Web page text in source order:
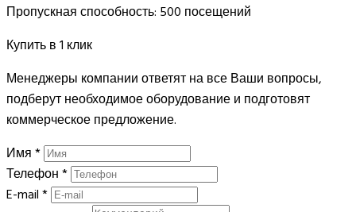
Пропускная способность: 500 посещений
Купить в 1 клик
Менеджеры компании ответят на все Ваши вопросы,
подберут необходимое оборудование и подготовят
коммерческое предложение.
Имя*
Телефон*
E-mail*